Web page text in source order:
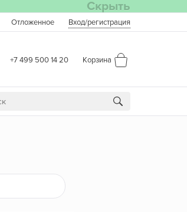
Скрыть
Отложенное Вход/регистрация
+7 499 500 14 20 Корзина